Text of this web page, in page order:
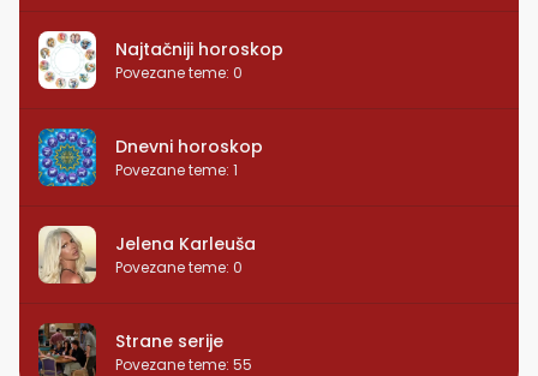
Najtačniji horoskop
Povezane teme: 0
Dnevni horoskop
Povezane teme: 1
Jelena Karleuša
Povezane teme: 0
Strane serije
Povezane teme: 55